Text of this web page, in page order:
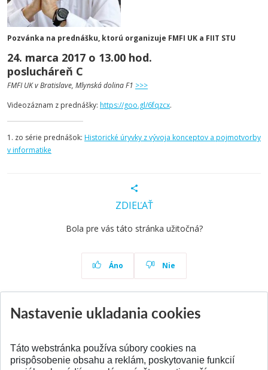
Pozvánka na prednášku, ktorú organizuje FMFI UK a FIIT STU
24. marca 2017 o 13.00 hod.
poslucháreň C
FMFI UK v Bratislave, Mlynská dolina F1 >>>
Videozáznam z prednášky: https://goo.gl/6fqzcx.
1. zo série prednášok: Historické úryvky z vývoja konceptov a pojmotvorby
v informatike
ZDIEĽAŤ
Bola pre vás táto stránka užitočná?
Áno Nie
Nastavenie ukladania cookies
Táto webstránka používa súbory cookies na
prispôsobenie obsahu a reklám, poskytovanie funkcií